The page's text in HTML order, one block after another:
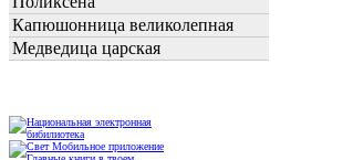
Капюшонница великолепная
Медведица царская